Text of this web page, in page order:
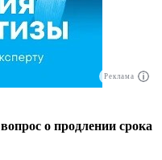
Реклама
о продлении срока